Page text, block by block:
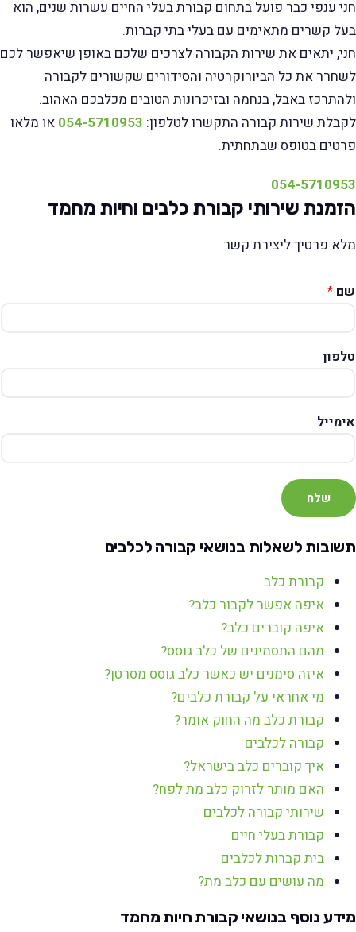
חני ענפי כבר פועל בתחום קבורת בעלי החיים עשרות שנים, הוא
בעל קשרים מתאימים עם בעלי בתי קברות.
חני, יתאים את שירות הקבורה לצרכים שלכם באופן שיאפשר לכם
לשחרר את כל הביורוקרטיה והסידורים שקשורים לקבורה
ולהתרכז באבל, בנחמה ובזיכרונות הטובים מכלבכם האהוב.
לקבלת שירות קבורה התקשרו לטלפון: 054-5710953 או מלאו
פרטים בטופס שבתחתית.
054-5710953
הזמנת שירותי קבורת כלבים וחיות מחמד
מלא פרטיך ליצירת קשר
שם *
טלפון
אימייל
שלח
תשובות לשאלות בנושאי קבורה לכלבים
קבורת כלב
איפה אפשר לקבור כלב?
איפה קוברים כלב?
מהם התסמינים של כלב גוסס?
איזה סימנים יש כאשר כלב גוסס מסרטן?
מי אחראי על קבורת כלבים?
קבורת כלב מה החוק אומר?
קבורה לכלבים
איך קוברים כלב בישראל?
האם מותר לזרוק כלב מת לפח?
שירותי קבורה לכלבים
קבורת בעלי חיים
בית קברות לכלבים
מה עושים עם כלב מת?
מידע נוסף בנושאי קבורת חיות מחמד